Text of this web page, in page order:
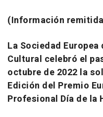
(Información
La Sociedad
Cultural celebró el
octubre de 2022 la
Edición del Premio
Profesional Día de la